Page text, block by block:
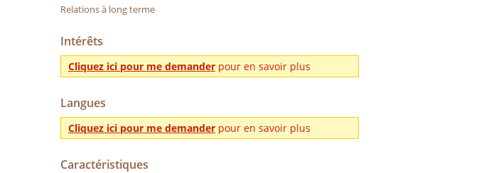
Relations à long terme
Intérêts
Cliquez ici pour me demander pour en savoir plus
Langues
Cliquez ici pour me demander pour en savoir plus
Caractéristiques